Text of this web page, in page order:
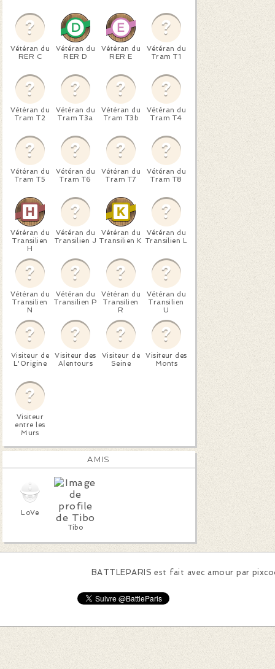
Vétéran du
RER C
Vétéran du
RER D
Vétéran du
RER E
Vétéran du
Tram T1
Vétéran du
Tram T2
Vétéran du
Tram T3a
Vétéran du
Tram T3b
Vétéran du
Tram T4
Vétéran du
Tram T5
Vétéran du
Tram T6
Vétéran du
Tram T7
Vétéran du
Tram T8
Vétéran du
Transilien
H
Vétéran du
Transilien J
Vétéran du
Transilien K
Vétéran du
Transilien L
Vétéran du
Transilien
N
Vétéran du
Transilien P
Vétéran du
Transilien
R
Vétéran du
Transilien
U
Visiteur de
L'Origine
Visiteur des
Alentours
Visiteur de
Seine
Visiteur des
Monts
Visiteur
entre les
Murs
AMIS
LoVe
Tibo
BATTLEPARIS est fait avec amour par